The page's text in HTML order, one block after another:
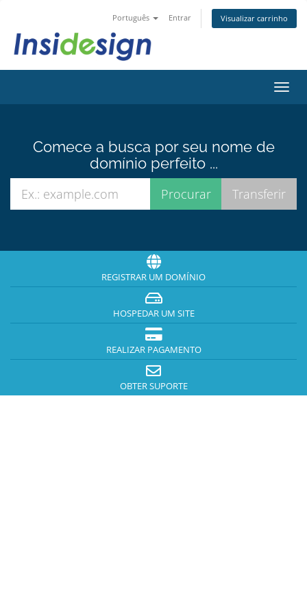
Português Entrar Visualizar carrinho
Comece a busca por seu nome de
domínio perfeito ...
REGISTRAR UM DOMÍNIO
HOSPEDAR UM SITE
REALIZAR PAGAMENTO
OBTER SUPORTE